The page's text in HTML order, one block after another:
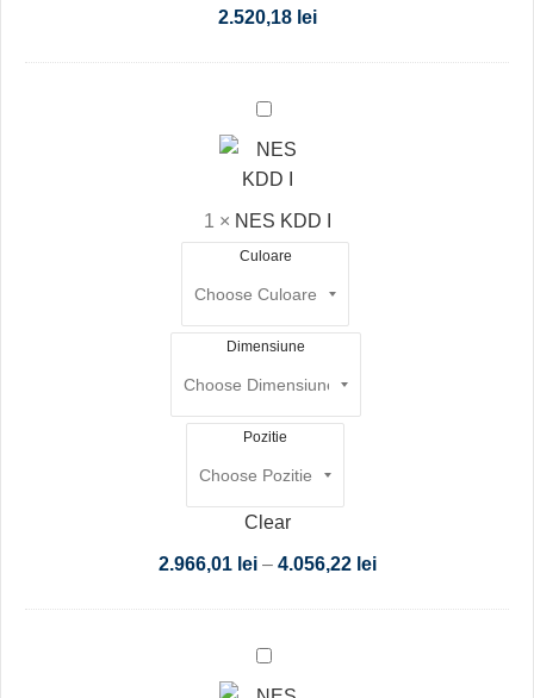
2.520,18 lei
NES
KDD
I
1 × NES KDD I
Culoare
Dimensiune
Pozitie
Clear
2.966,01 lei – 4.056,22 lei
NES
KDJ-